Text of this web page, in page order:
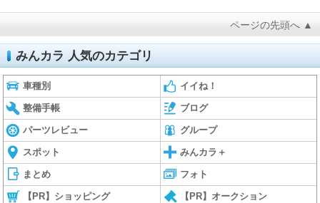
ページの先頭へ ▲
みんカラ 人気のカテゴリ
車種別 イイね！
整備手帳 ブログ
パーツレビュー グループ
スポット みんカラ＋
まとめ フォト
【PR】ショッピング 【PR】オークション